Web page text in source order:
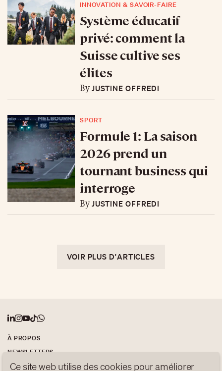
INNOVATION & SAVOIR-FAIRE
Système éducatif
privé: comment la
Suisse cultive ses
élites
ByJUSTINE OFFREDI
SPORT
Formule 1: La saison
2026 prend un
tournant business qui
interroge
ByJUSTINE OFFREDI
VOIR PLUS D'ARTICLES
À PROPOS
NEWSLETTERS
PROTECTION DES DONNÉES
Ce site web utilise des cookies pour améliorer